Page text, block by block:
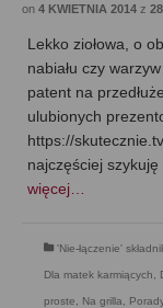
on 4 KWIETNIA 2014 z
Lekko ziołowa, o
nabiału czy
patent na
ulubionych
https://
najczęściej
więcej…
'Nie-łączenie'
Dla matek karmiących
proste Na grilla